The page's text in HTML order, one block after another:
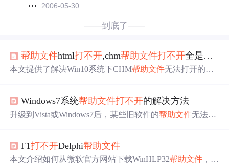
2006-05-30
——到底了——
帮助文件html打不开,chm帮助文件打不开全是代码？这几种解决方法了解一下
本文提供了解决Win10系统下CHM帮助文件无法打开的问
Windows7系统帮助文件打不开的解决方法
升级到Vista或Windows7后，某些旧软件的帮助文件无法打
的.hlp文件。
F1打不开Delphi帮助文件
本文介绍如何从微软官方网站下载WinHLP32帮助文件 ，适